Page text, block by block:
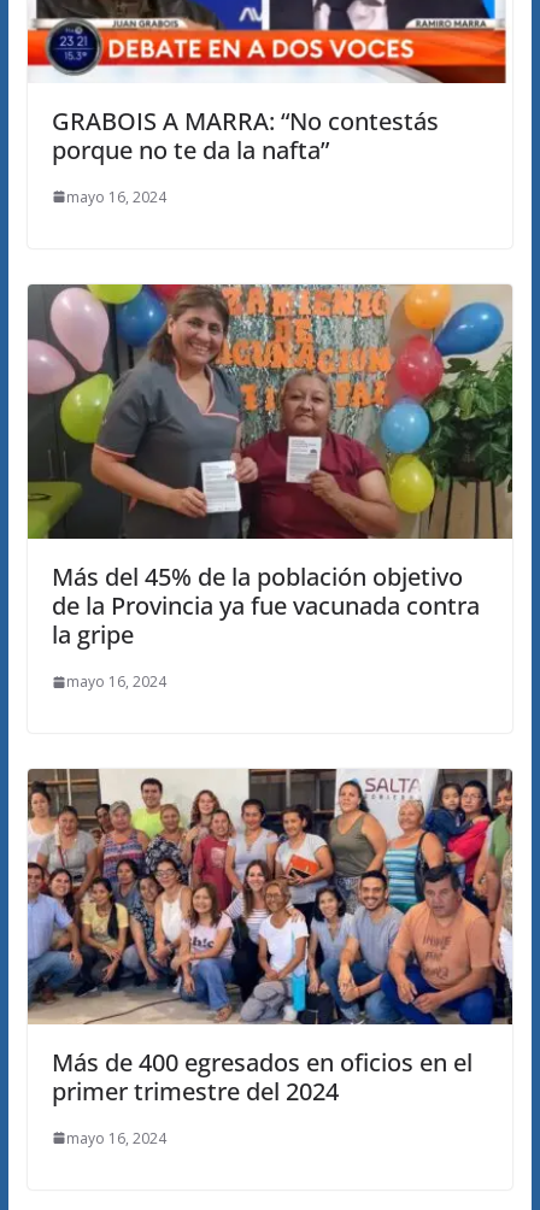
GRABOIS A MARRA: “No contestás
porque no te da la nafta”
mayo 16, 2024
Más del 45% de la población objetivo
de la Provincia ya fue vacunada contra
la gripe
mayo 16, 2024
Más de 400 egresados en oficios en el
primer trimestre del 2024
mayo 16, 2024